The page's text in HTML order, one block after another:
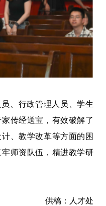
、行政管理人员、学生
传经送宝，有效破解了
、教学改革等方面的困
师资队伍，精进教学研
供稿：人才处